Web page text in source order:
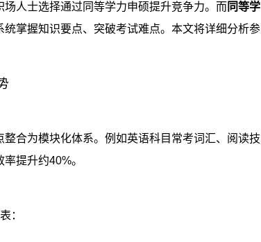
人士选择通过同等学力申硕提升竞争力。而 同等学
掌握知识要点、突破考试难点。本文将详细分析参
合为模块化体系。例如英语科目常考词汇、阅读技
率提升约40%。
：